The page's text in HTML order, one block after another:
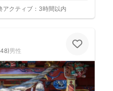
アクティブ： 3時間以内
48)男性